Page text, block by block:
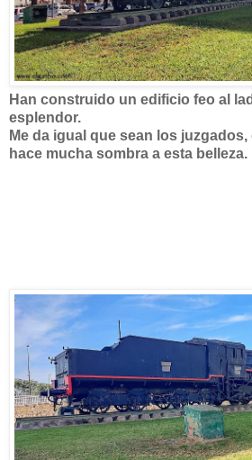
Han construido un edificio feo al
esplendor.
Me da igual que sean los
hace mucha sombra a esta belleza.